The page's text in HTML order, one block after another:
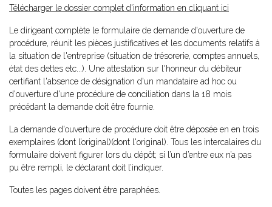
Télécharger le dossier complet d'information en cliquant ici
Le dirigeant complète le formulaire de demande d'ouverture de
procédure, réunit les pièces justificatives et les documents relatifs à
la situation de l'entreprise (situation de trésorerie, comptes annuels,
état des dettes etc...). Une attestation sur l'honneur du débiteur
certifiant l'absence de désignation d'un mandataire ad hoc ou
d'ouverture d'une procédure de conciliation dans la 18 mois
précédant la demande doit être fournie.
La demande d'ouverture de procédure doit être déposée en en trois
exemplaires (dont l’original)(dont l'original). Tous les intercalaires du
formulaire doivent figurer lors du dépôt; si l’un d’entre eux n’a pas
pu être rempli, le déclarant doit l’indiquer.
Toutes les pages doivent être paraphées.